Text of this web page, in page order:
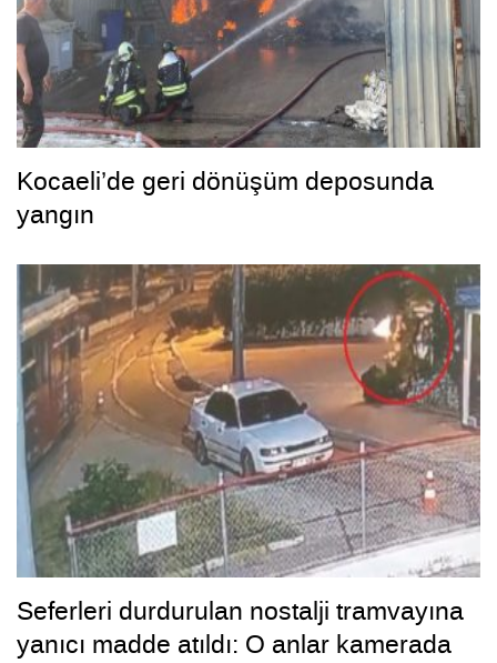
Kocaeli’de geri dönüşüm deposunda
yangın
Seferleri durdurulan nostalji tramvayına
yanıcı madde atıldı: O anlar kamerada